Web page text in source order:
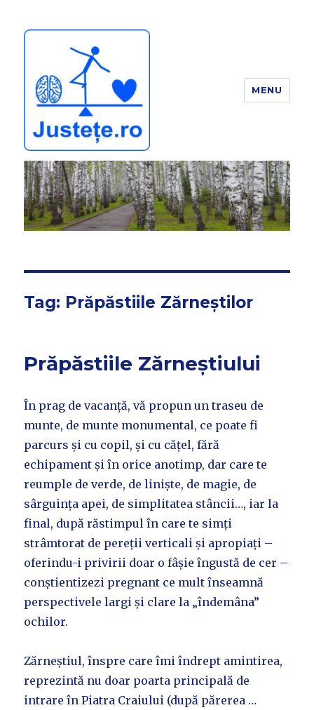
JUSTEȚE
MENU
Tag: Prăpăstiile Zărneștilor
Prăpăstiile Zărneștiului
În prag de vacanță, vă propun un traseu de
munte, de munte monumental, ce poate fi
parcurs și cu copil, și cu cățel, fără
echipament și în orice anotimp, dar care te
reumple de verde, de liniște, de magie, de
sârguința apei, de simplitatea stâncii…, iar la
final, după răstimpul în care te simți
strâmtorat de pereții verticali și apropiați –
oferindu-i privirii doar o fâșie îngustă de cer –
conștientizezi pregnant ce mult înseamnă
perspectivele largi și clare la „îndemâna”
ochilor.
Zărneștiul, înspre care îmi îndrept amintirea,
reprezintă nu doar poarta principală de
intrare în Piatra Craiului (după părerea …